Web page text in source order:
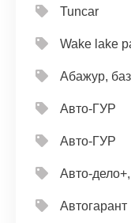
Tuncar
Wake lake
Абажур,
Авто-ГУР
Авто-ГУР
Авто-
Автогарант